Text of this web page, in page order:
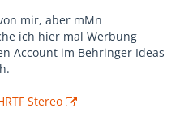
mir, aber mMn
ich hier mal Werbung
Account im Behringer Ideas
Stereo